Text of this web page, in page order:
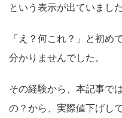
という表示が出ていました
「え？何これ？」と初め
分かりませんでした。
その経験から、本記事で
の？から、実際値下げし